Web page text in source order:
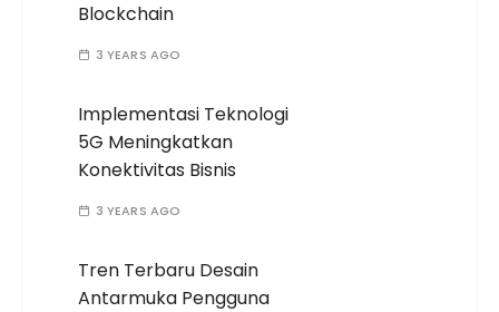
Blockchain
3 YEARS AGO
Implementasi Teknologi
5G Meningkatkan
Konektivitas Bisnis
3 YEARS AGO
Tren Terbaru Desain
Antarmuka Pengguna